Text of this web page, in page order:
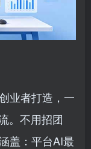
业者打造，一
。不用招团
盖：平台AI最